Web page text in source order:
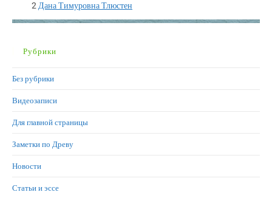
2 Дана Тимуровна Тлюстен
Рубрики
Без рубрики
Видеозаписи
Для главной страницы
Заметки по Древу
Новости
Статьи и эссе